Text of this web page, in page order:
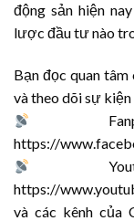
động sản hiện
lược đầu tư nào
Bạn đọc quan
và theo dõi sự
https://
https://
và các kênh của